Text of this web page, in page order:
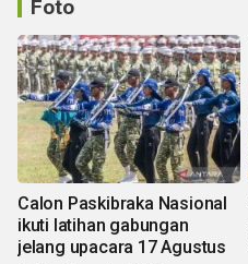
Foto
Calon Paskibraka Nasional
ikuti latihan gabungan
jelang upacara 17 Agustus